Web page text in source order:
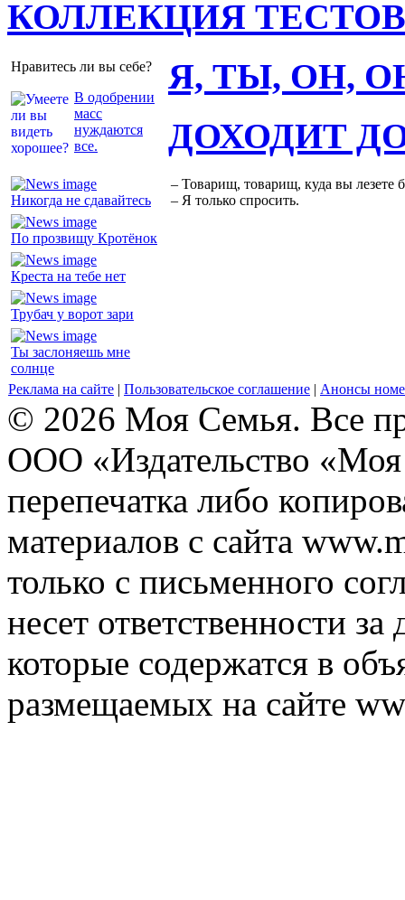
КОЛЛЕКЦИЯ ТЕСТОВ
Нравитесь ли вы себе?
В одобрении
масс
нуждаются
все.
Я, ТЫ, ОН,
Никогда не сдавайтесь
По прозвищу Кротёнок
Креста на тебе нет
Трубач у ворот зари
Ты заслоняешь мне
солнце
ДОХОДИТ
– Товарищ, товарищ, куда вы лезете
– Я только спросить.
Реклама на сайте | Пользовательское соглашение | Анонсы
© 2026 Моя Семья. Все
ООО «Издательство
перепечатка либо
материалов с сайта
только с письменного
несет ответственности
которые содержатся в
размещаемых на сайте